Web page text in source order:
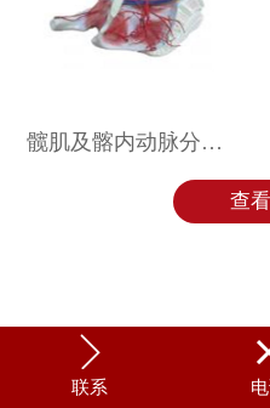
髋肌及髂内动脉分布模型 YJ/JR030
查

联系